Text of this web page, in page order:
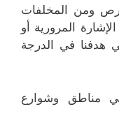
ومن المخلفات
المرورية أو
هدفنا في الدرجة
في مناطق وشوارع